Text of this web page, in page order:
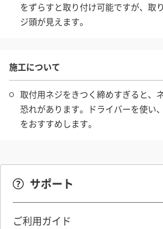
をずらすと取り付け可能ですが、取
ジ頭が見えます。
施工について
取付用ネジをきつく締めすぎると、
恐れがあります。ドライバーを使い
をおすすめします。
サポート
ご利用ガイド